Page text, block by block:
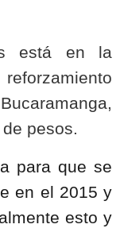
está en la
pesos.
para que se
en el 2015 y
esto y